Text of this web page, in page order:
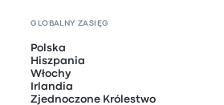
GLOBALNY ZASIĘG
Polska
Hiszpania
Włochy
Irlandia
Zjednoczone Królestwo